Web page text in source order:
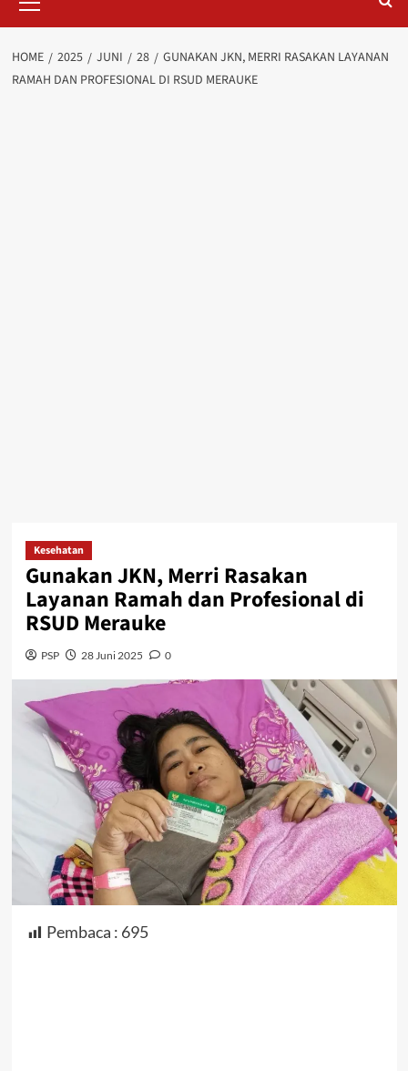
Menu
HOME 2025 JUNI 28
GUNAKAN JKN, MERRI RASAKAN LAYANAN
RAMAH DAN PROFESIONAL DI RSUD MERAUKE
Kesehatan
Gunakan JKN, Merri Rasakan
Layanan Ramah dan Profesional di
RSUD Merauke
PSP 28 Juni 2025 0
Pembaca : 695